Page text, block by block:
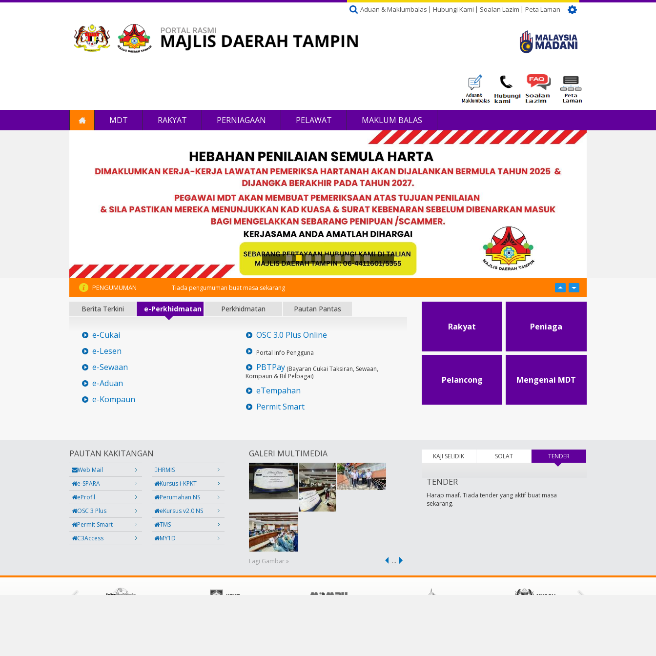
Aduan & Maklumbalas Hubungi Kami Soalan Lazim Peta Laman
MDT RAKYAT PERNIAGAAN PELAWAT MAKLUM BALAS
PENGUMUMAN Tiada pengumuman buat masa sekarang
Berita Terkini e-Perkhidmatan Perkhidmatan Pautan Pantas
e-Cukai
e-Lesen
e-Sewaan
e-Aduan
e-Kompaun
OSC 3.0 Plus Online
Portal Info Pengguna
PBTPay(Bayaran Cukai Taksiran, Sewaan,
Kompaun & Bil Pelbagai)
eTempahan
Permit Smart
Rakyat Peniaga
Pelancong Mengenai MDT
PAUTAN KAKITANGAN
Web Mail
HRMIS
e-SPARA
Kursus i-KPKT
eProfil
Perumahan NS
OSC 3 Plus
eKursus v2.0 NS
Permit Smart
TMS
C3Access
MY1D
GALERI MULTIMEDIA
Lagi Gambar » …
KAJI SELIDIK SOLAT TENDER(tab aktif)
TENDER
Harap maaf. Tiada tender yang aktif buat masa
sekarang.